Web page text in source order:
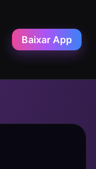
Baixar App